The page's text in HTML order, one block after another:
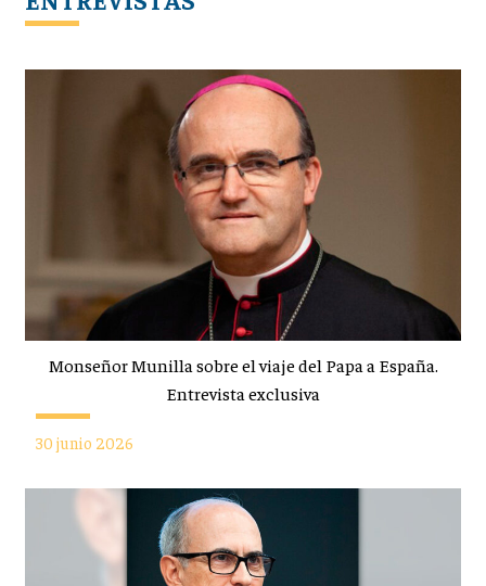
Monseñor Munilla sobre el viaje del Papa a España.
Entrevista exclusiva
30 junio 2026